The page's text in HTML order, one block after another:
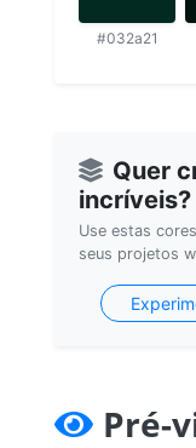
#032a21
Quer
incríveis?
Use estas
seus projetos
Pré-